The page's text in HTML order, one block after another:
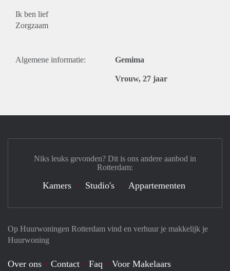
Ik ben lief
Zorgzaam
Algemene informatie: Gemima
Vrouw, 27 jaar
Op Huurwoningen Rotterdam vind en verhuur je makkelijk je
Huurwoning
Over ons Contact Faq Voor Makelaars
Niks leuks gevonden? Dit is ons andere aanbod in
Rotterdam:
Kamers Studio's Appartementen